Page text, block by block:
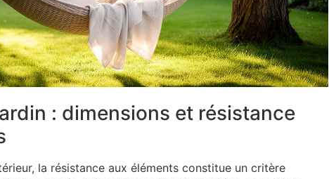
: dimensions et résistance
la résistance aux éléments constitue un critère